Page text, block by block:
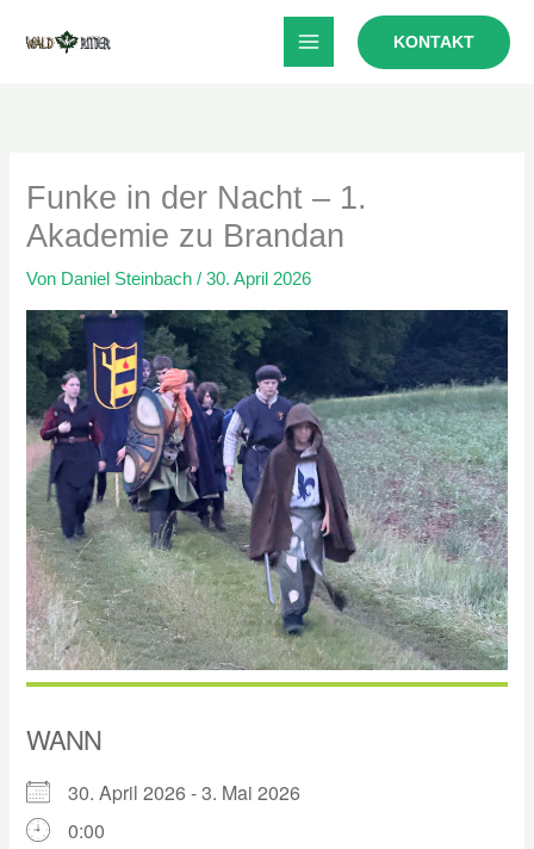
Inhalt
KONTAKT
Funke in der Nacht – 1.
Akademie zu Brandan
Von Daniel Steinbach/30. April 2026
WANN
30. April 2026 - 3. Mai 2026
0:00